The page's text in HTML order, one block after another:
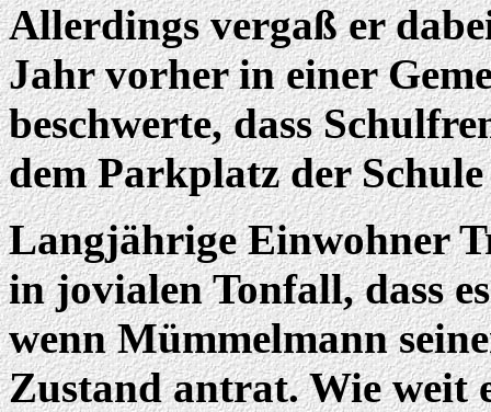
Allerdings vergaß er
Jahr vorher in einer
beschwerte, dass
dem Parkplatz der
Langjährige Einwohner
in jovialen Tonfall, dass
wenn Mümmelmann
Zustand antrat. Wie weit